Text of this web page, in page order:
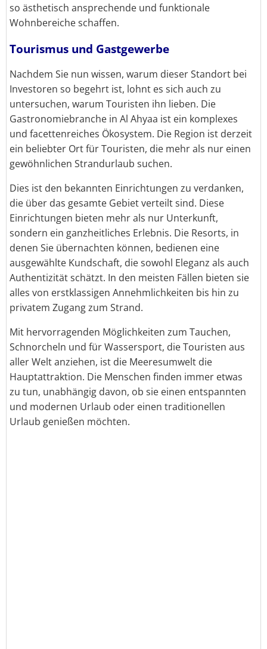
so ästhetisch ansprechende und funktionale
Wohnbereiche schaffen.
Tourismus und Gastgewerbe
Nachdem Sie nun wissen, warum dieser Standort bei
Investoren so begehrt ist, lohnt es sich auch zu
untersuchen, warum Touristen ihn lieben. Die
Gastronomiebranche in Al Ahyaa ist ein komplexes
und facettenreiches Ökosystem. Die Region ist derzeit
ein beliebter Ort für Touristen, die mehr als nur einen
gewöhnlichen Strandurlaub suchen.
Dies ist den bekannten Einrichtungen zu verdanken,
die über das gesamte Gebiet verteilt sind. Diese
Einrichtungen bieten mehr als nur Unterkunft,
sondern ein ganzheitliches Erlebnis. Die Resorts, in
denen Sie übernachten können, bedienen eine
ausgewählte Kundschaft, die sowohl Eleganz als auch
Authentizität schätzt. In den meisten Fällen bieten sie
alles von erstklassigen Annehmlichkeiten bis hin zu
privatem Zugang zum Strand.
Mit hervorragenden Möglichkeiten zum Tauchen,
Schnorcheln und für Wassersport, die Touristen aus
aller Welt anziehen, ist die Meeresumwelt die
Hauptattraktion. Die Menschen finden immer etwas
zu tun, unabhängig davon, ob sie einen entspannten
und modernen Urlaub oder einen traditionellen
Urlaub genießen möchten.